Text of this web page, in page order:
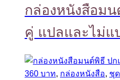
กล่องหนังสือม
คู่ แปลและไม่แ
360 บาท, กล่องหนังสือ, ชุ